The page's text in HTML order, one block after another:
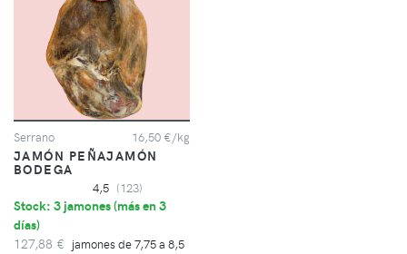
Serrano 16,50 €/kg
JAMÓN PEÑAJAMÓN
BODEGA
4,5 (123)
Stock: 3 jamones (más en 3
días)
127,88 € jamones de 7,75 a 8,5